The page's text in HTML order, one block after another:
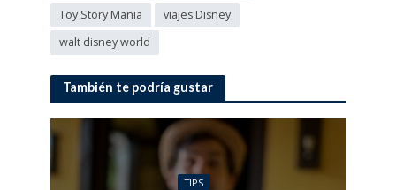
Toy Story Mania
viajes Disney
walt disney world
También te podría gustar
TIPS